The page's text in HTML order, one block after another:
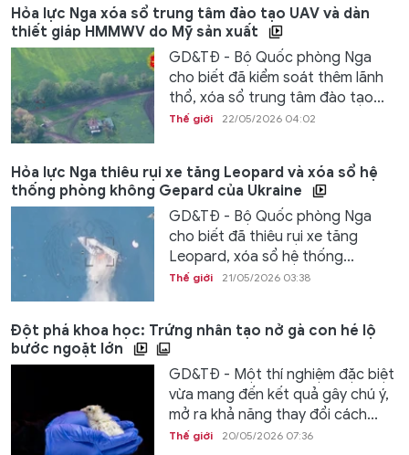
Hỏa lực Nga xóa sổ trung tâm đào tạo UAV và dàn
thiết giáp HMMWV do Mỹ sản xuất
GD&TĐ - Bộ Quốc phòng Nga
cho biết đã kiểm soát thêm lãnh
thổ, xóa sổ trung tâm đào tạo...
Thế giới 22/05/2026 04:02
Hỏa lực Nga thiêu rụi xe tăng Leopard và xóa sổ hệ
thống phòng không Gepard của Ukraine
GD&TĐ - Bộ Quốc phòng Nga
cho biết đã thiêu rụi xe tăng
Leopard, xóa sổ hệ thống...
Thế giới 21/05/2026 03:38
Đột phá khoa học: Trứng nhân tạo nở gà con hé lộ
bước ngoặt lớn
GD&TĐ - Một thí nghiệm đặc biệt
vừa mang đến kết quả gây chú ý,
mở ra khả năng thay đổi cách...
Thế giới 20/05/2026 07:36